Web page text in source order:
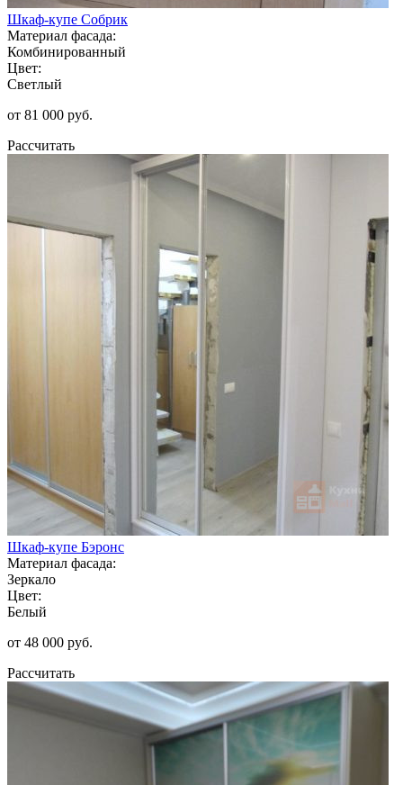
Шкаф-купе Собрик
Материал фасада:
Комбинированный
Цвет:
Светлый
от 81 000 руб.
Рассчитать
Шкаф-купе Бэронс
Материал фасада:
Зеркало
Цвет:
Белый
от 48 000 руб.
Рассчитать